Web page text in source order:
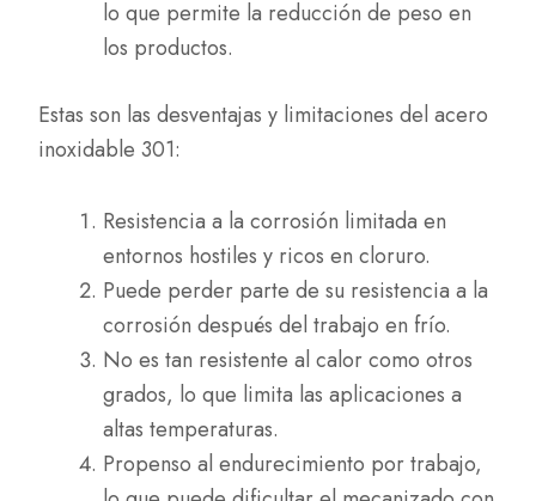
lo que permite la reducción de peso en
los productos.
Estas son las desventajas y limitaciones del acero
inoxidable 301:
Resistencia a la corrosión limitada en
entornos hostiles y ricos en cloruro.
Puede perder parte de su resistencia a la
corrosión después del trabajo en frío.
No es tan resistente al calor como otros
grados, lo que limita las aplicaciones a
altas temperaturas.
Propenso al endurecimiento por trabajo,